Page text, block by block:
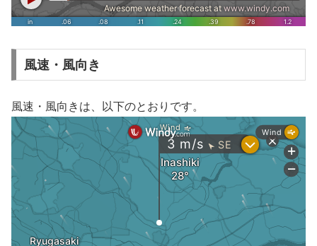
風速・風向き
風速・風向きは、以下のとおりです。